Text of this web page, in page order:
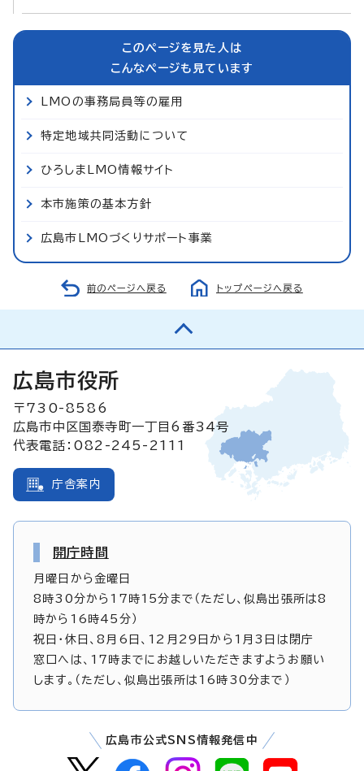
このページを見た人は
こんなページも見ています
LMOの事務局員等の雇用
特定地域共同活動について
ひろしまLMO情報サイト
本市施策の基本方針
広島市LMOづくりサポート事業
前のページへ戻る トップページへ戻る
広島市役所
〒730-8586
広島市中区国泰寺町一丁目6番34号
代表電話：082-245-2111
庁舎案内
開庁時間
月曜日から金曜日
8時30分から17時15分まで（ただし、似島出張所は8
時から16時45分）
祝日・休日、8月6日、12月29日から1月3日は閉庁
窓口へは、17時までにお越しいただきますようお願い
します。（ただし、似島出張所は16時30分まで）
広島市公式SNS情報発信中